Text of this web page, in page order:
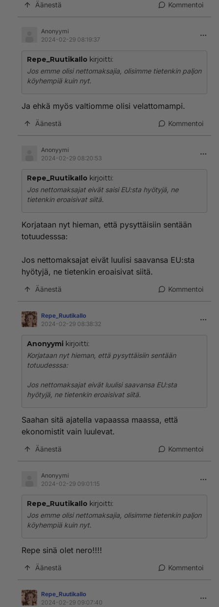
Äänestä Kommentoi
Anonyymi
2024-02-29 08:19:37
Repe_RuutikaIlo kirjoitti:
Jos emme olisi nettomaksajia, olisimme tietenkin paljon
köyhempiä kuin nyt.
Ja ehkä myös valtiomme olisi velattomampi.
Äänestä Kommentoi
Anonyymi
2024-02-29 08:20:53
Repe_RuutikaIlo kirjoitti:
Jos nettomaksajat eivät saisi EU:sta hyötyjä, ne
tietenkin eroaisivat siitä.
Korjataan nyt hieman, että pysyttäisiin sentään
totuudesssa:
Jos nettomaksajat eivät luulisi saavansa EU:sta
hyötyjä, ne tietenkin eroaisivat siitä.
Äänestä Kommentoi
Repe_RuutikaIlo
2024-02-29 08:38:32
Anonyymi kirjoitti:
Korjataan nyt hieman, että pysyttäisiin sentään
totuudesssa:
Jos nettomaksajat eivät luulisi saavansa EU:sta
hyötyjä, ne tietenkin eroaisivat siitä.
Saahan sitä ajatella vapaassa maassa, että
ekonomistit vain luulevat.
Äänestä Kommentoi
Anonyymi
2024-02-29 09:01:15
Repe_RuutikaIlo kirjoitti:
Jos emme olisi nettomaksajia, olisimme tietenkin paljon
köyhempiä kuin nyt.
Repe sinä olet nero!!!!
Äänestä Kommentoi
Repe_RuutikaIlo
2024-02-29 09:07:40